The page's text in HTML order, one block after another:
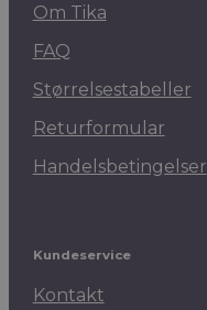
Om Tika
FAQ
Størrelsestabeller
Returformular
Handelsbetingelser
Kundeservice
Kontakt